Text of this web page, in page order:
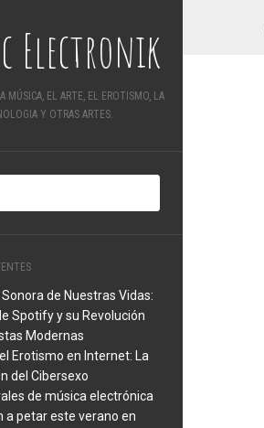
Electronik
MÚSICA, EL ARTE, EL EROTISMO, LA
Y OTRAS ARTES.
Sonora de Nuestras Vidas:
Spotify y su Revolución
Modernas
Erotismo en Internet: La
del Cibersexo
de música electrónica
a petar este verano en